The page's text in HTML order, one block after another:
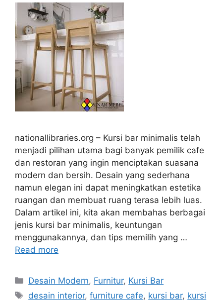
nationallibraries.org – Kursi bar minimalis telah
menjadi pilihan utama bagi banyak pemilik cafe
dan restoran yang ingin menciptakan suasana
modern dan bersih. Desain yang sederhana
namun elegan ini dapat meningkatkan estetika
ruangan dan membuat ruang terasa lebih luas.
Dalam artikel ini, kita akan membahas berbagai
jenis kursi bar minimalis, keuntungan
menggunakannya, dan tips memilih yang …
Read more
Categories
Desain Modern, Furnitur, Kursi Bar
Tags
desain interior,furniture cafe, kursi bar, kursi